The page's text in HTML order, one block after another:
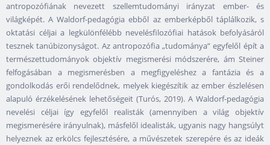
antropozófiának nevezett szellemtudományi irányzat ember- és
világképét. A Waldorf-pedagógia ebből az emberképből táplálkozik, s
oktatási céljai a legkülönfélébb nevelésfilozófiai hatások befolyásáról
tesznek tanúbizonyságot. Az antropozófia „tudománya” egyfelől épít a
természettudományok objektív megismerési módszerére, ám Steiner
felfogásában a megismerésben a megfigyeléshez a fantázia és a
gondolkodás erői rendelődnek, melyek kiegészítik az ember észlelésen
alapuló érzékelésének lehetőségeit (Turós, 2019). A Waldorf-pedagógia
nevelési céljai így egyfelől realisták (amennyiben a világ objektív
megismerésére irányulnak), másfelől idealisták, ugyanis nagy hangsúlyt
helyeznek az erkölcs fejlesztésére, a művészetek szerepére és az ideák